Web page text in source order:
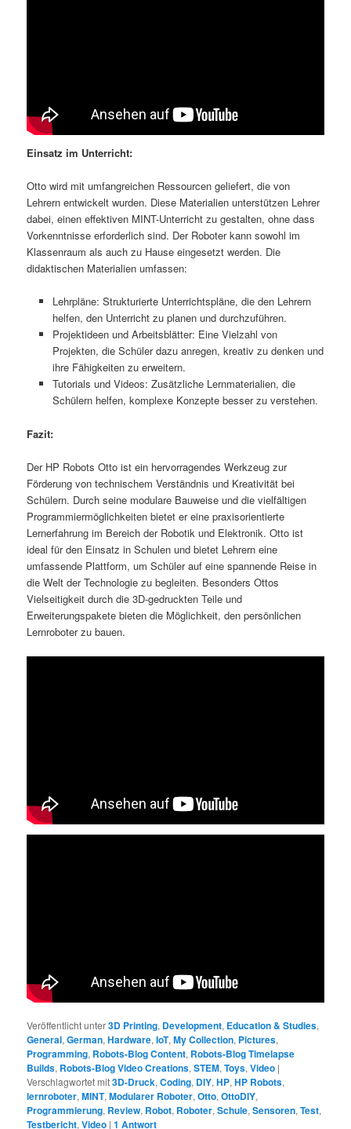
Einsatz im Unterricht:
Otto wird mit umfangreichen Ressourcen geliefert, die von
Lehrern entwickelt wurden. Diese Materialien unterstützen Lehrer
dabei, einen effektiven MINT-Unterricht zu gestalten, ohne dass
Vorkenntnisse erforderlich sind. Der Roboter kann sowohl im
Klassenraum als auch zu Hause eingesetzt werden. Die
didaktischen Materialien umfassen:
Lehrpläne: Strukturierte Unterrichtspläne, die den Lehrern
helfen, den Unterricht zu planen und durchzuführen.
Projektideen und Arbeitsblätter: Eine Vielzahl von
Projekten, die Schüler dazu anregen, kreativ zu denken und
ihre Fähigkeiten zu erweitern.
Tutorials und Videos: Zusätzliche Lernmaterialien, die
Schülern helfen, komplexe Konzepte besser zu verstehen.
Fazit:
Der HP Robots Otto ist ein hervorragendes Werkzeug zur
Förderung von technischem Verständnis und Kreativität bei
Schülern. Durch seine modulare Bauweise und die vielfältigen
Programmiermöglichkeiten bietet er eine praxisorientierte
Lernerfahrung im Bereich der Robotik und Elektronik. Otto ist
ideal für den Einsatz in Schulen und bietet Lehrern eine
umfassende Plattform, um Schüler auf eine spannende Reise in
die Welt der Technologie zu begleiten. Besonders Ottos
Vielseitigkeit durch die 3D-gedruckten Teile und
Erweiterungspakete bieten die Möglichkeit, den persönlichen
Lernroboter zu bauen.
Veröffentlicht unter3D Printing, Development, Education & Studies,
General,German,Hardware,IoT,My Collection, Pictures,
Programming, Robots-Blog Content, Robots-Blog Timelapse
Builds, Robots-Blog Video Creations,STEM,Toys,Video |
Verschlagwortet mit3D-Druck,Coding, DIY,HP,HP Robots,
lernroboter,MINT,Modularer Roboter,Otto,OttoDIY,
Programmierung, Review, Robot, Roboter,Schule,Sensoren,Test,
Testbericht,Video |1 Antwort